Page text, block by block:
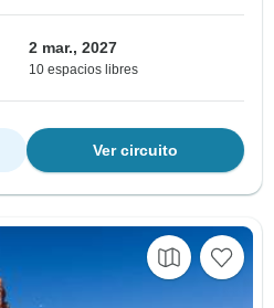
2 mar., 2027
10 espacios libres
Ver circuito